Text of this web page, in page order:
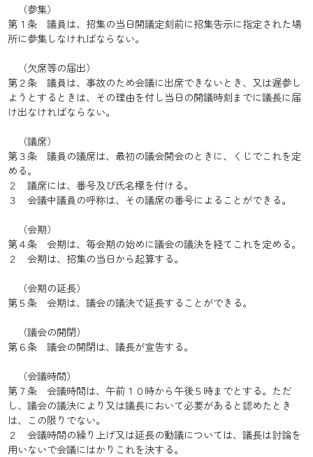
（参集）
第１条 議員は、招集の当日開議定刻前に招集告示に指定された場
所に参集しなければならない。
（欠席等の届出）
第２条 議員は、事故のため会議に出席できないとき、又は遅参し
ようとするときは、その理由を付し当日の開議時刻までに議長に届
け出なければならない。
（議席）
第３条 議員の議席は、最初の議会開会のときに、くじでこれを定
める。
２ 議席には、番号及び氏名標を付ける。
３ 会議中議員の呼称は、その議席の番号によることができる。
（会期）
第４条 会期は、毎会期の始めに議会の議決を経てこれを定める。
２ 会期は、招集の当日から起算する。
（会期の延長）
第５条 会期は、議会の議決で延長することができる。
（議会の開閉）
第６条 議会の開閉は、議長が宣告する。
（会議時間）
第７条 会議時間は、午前１０時から午後５時までとする。ただ
し、議会の議決により又は議長において必要があると認めたとき
は、この限りでない。
２ 会議時間の繰り上げ又は延長の動議については、議長は討論を
用いないで会議にはかりこれを決する。